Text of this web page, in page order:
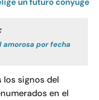
un futuro cónyuge
por fecha
signos del
en el